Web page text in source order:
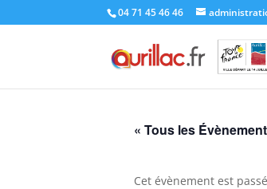
04 71 45 46 46
« Tous les
Cet évènement est